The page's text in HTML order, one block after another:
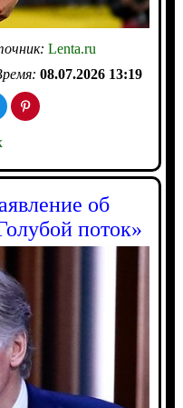
Lenta.ru
08.07.2026 13:19
об
поток»